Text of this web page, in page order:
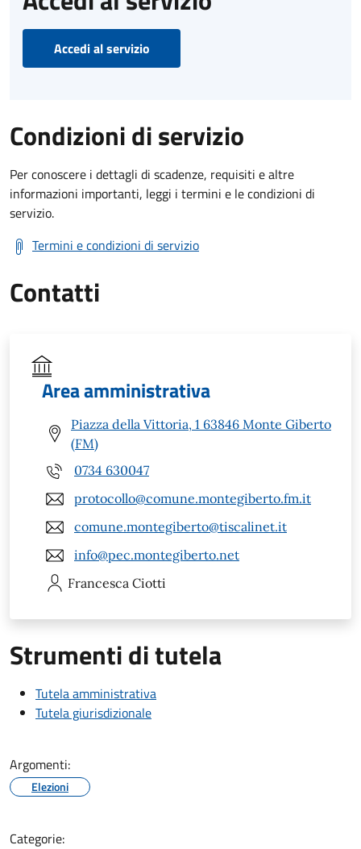
Accedi al servizio
Condizioni di servizio
Per conoscere i dettagli di scadenze, requisiti e altre
informazioni importanti, leggi i termini e le condizioni di
servizio.
Termini e condizioni di servizio
Contatti
Area amministrativa
Piazza della Vittoria, 1 63846 Monte Giberto
(FM)
0734 630047
protocollo@comune.montegiberto.fm.it
comune.montegiberto@tiscalinet.it
info@pec.montegiberto.net
Francesca Ciotti
Strumenti di tutela
Tutela amministrativa
Tutela giurisdizionale
Argomenti:
Elezioni
Categorie: